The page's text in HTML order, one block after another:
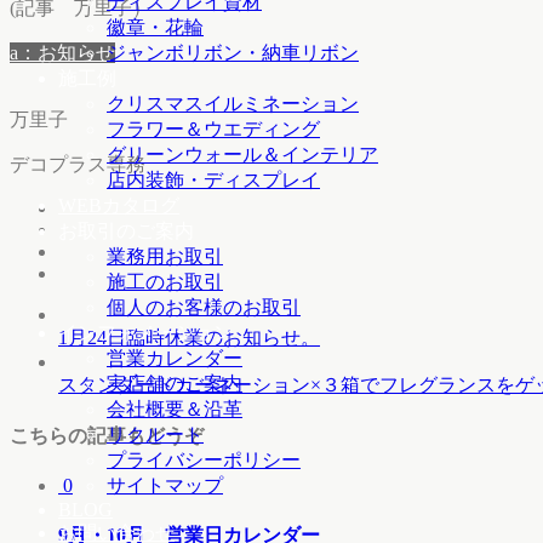
徽章・花輪
ジャンボリボン・納車リボン
クリスマスイルミネーション
フラワー＆ウエディング
グリーンウォール＆インテリア
店内装飾・ディスプレイ
業務用お取引
施工のお取引
個人のお客様のお取引
インフォメーション
営業カレンダー
実店舗のご案内
会社概要＆沿革
リクルート
プライバシーポリシー
サイトマップ
お問い合わせ
(記事 万里子）
a：お知らせ
万里子
デコプラス専務
1月24日臨時休業のお知らせ。
スタンダードカーネーション×３箱でフレグランスをゲ
こちらの記事もどうぞ
0
9月・10月 営業日カレンダー